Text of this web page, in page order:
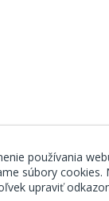
používania
súbory
upraviť